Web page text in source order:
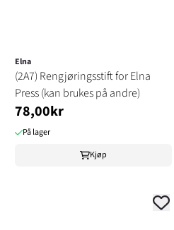
Elna
(2A7) Rengjøringsstift for Elna
Press (kan brukes på andre)
78,00kr
På lager
Kjøp